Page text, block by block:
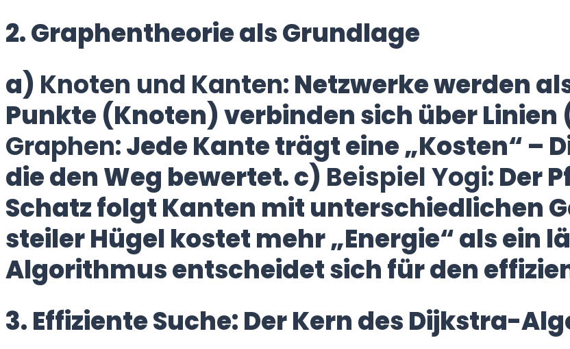
2. Graphentheorie als Grundlage
a) Knoten und Kanten:Netzwerke werden
Punkte (Knoten) verbinden sich über
Graphen:Jede Kante trägt eine „Kosten“ –
die den Weg bewertet. c) Beispiel Yogi:Der
Schatz folgt Kanten mit unterschiedlichen
steiler Hügel kostet mehr „Energie“ als ein
Algorithmus entscheidet sich für den
3. Effiziente Suche: Der Kern des Dijkstra-